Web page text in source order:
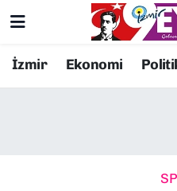
İzmir Ekonomi
Resmi İlanlar
Konak Nöbetçi
Süper Lig Puan